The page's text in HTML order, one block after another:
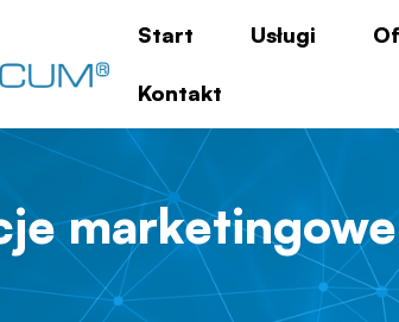
Start Usługi
Kontakt